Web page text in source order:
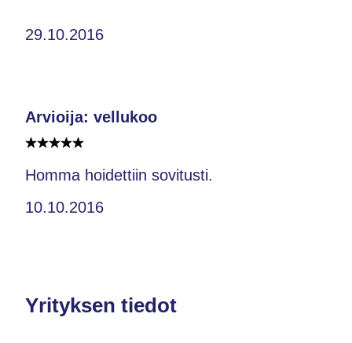
29.10.2016
Arvioija: vellukoo
Homma hoidettiin sovitusti.
10.10.2016
Yrityksen tiedot